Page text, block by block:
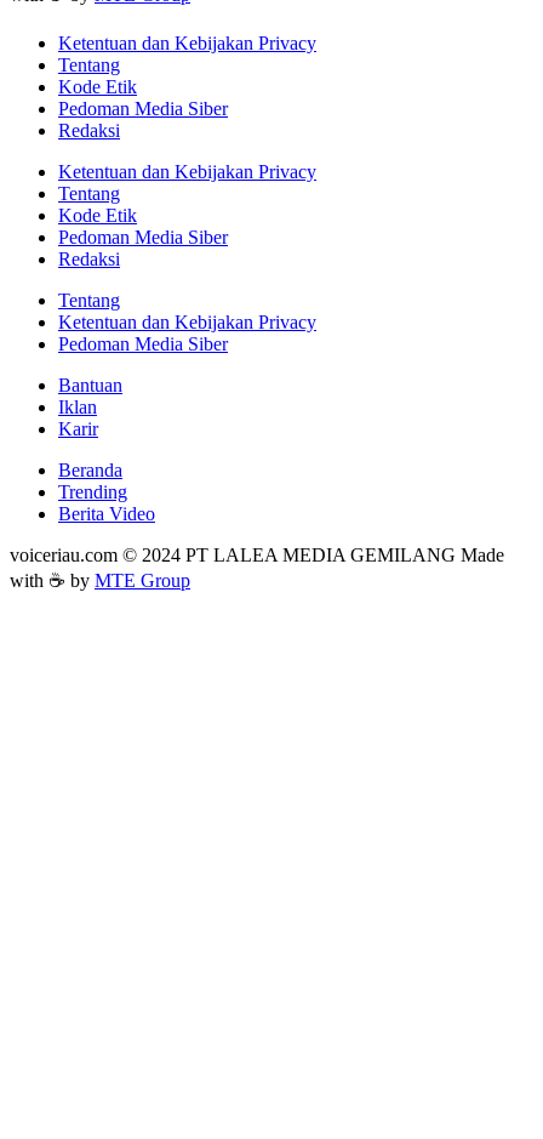
Ketentuan dan Kebijakan Privacy
Tentang
Kode Etik
Pedoman Media Siber
Redaksi
Ketentuan dan Kebijakan Privacy
Tentang
Kode Etik
Pedoman Media Siber
Redaksi
Tentang
Ketentuan dan Kebijakan Privacy
Pedoman Media Siber
Bantuan
Iklan
Karir
Beranda
Trending
Berita Video
voiceriau.com © 2024 PT LALEA MEDIA GEMILANG Made
with ☕ by MTE Group